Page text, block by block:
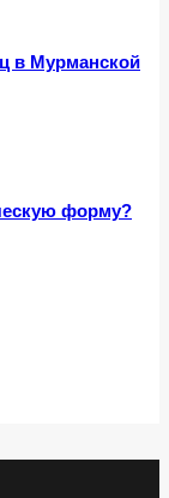
в Мурманской
форму?